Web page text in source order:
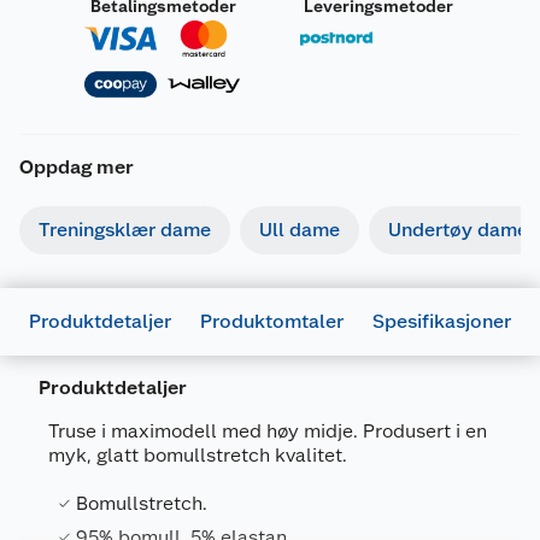
Betalingsmetoder Leveringsmetoder
Oppdag mer
Treningsklær dame Ull dame Undertøy dame
Produktdetaljer Produktomtaler Spesifikasjoner
Produktdetaljer
Truse i maximodell med høy midje. Produsert i en
myk, glatt bomullstretch kvalitet.
Bomullstretch.
Artikkelnummer
Leverandørens artikkelnummer
Størrelse